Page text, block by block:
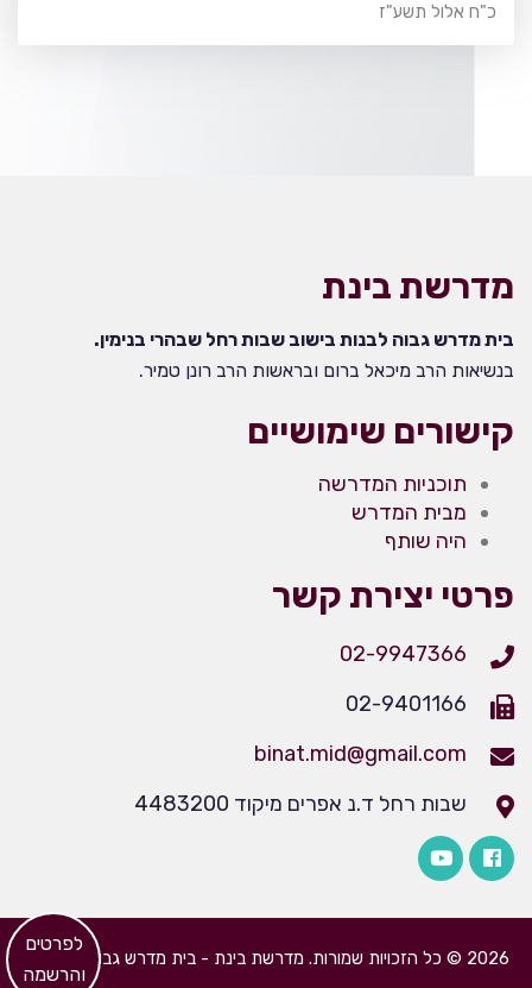
כ"ח אלול תשע"ז
מדרשת בינת
בית מדרש גבוה לבנות בישוב שבות רחל שבהרי בנימין.
בנשיאות הרב מיכאל ברום ובראשות הרב רונן טמיר.
קישורים שימושיים
תוכניות המדרשה
מבית המדרש
היה שותף
פרטי יצירת קשר
02-9947366
02-9401166
binat.mid@gmail.com
שבות רחל ד.נ אפרים מיקוד 4483200
2026 © כל הזכויות שמורות. מדרשת בינת - בית מדרש גבוה לבנות
​לפרטים
והרשמה